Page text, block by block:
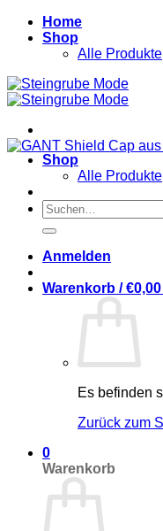
Zum
Inhalt
Home
Shop
Alle Produkte
Shop
Alle Produkte
Suchen
nach:
Anmelden
Warenkorb /€0,00
Es befinden
Zurück zum
0
Warenkorb